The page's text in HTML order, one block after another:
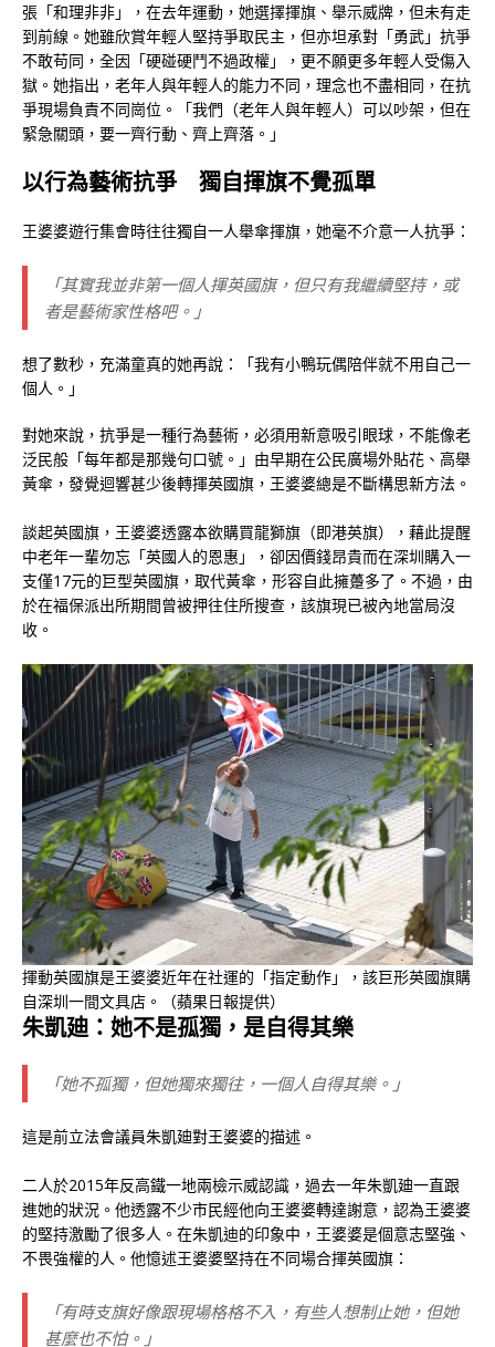
張「和理非非」，在去年運動，她選擇揮旗、舉示威牌，但未有走
到前線。她雖欣賞年輕人堅持爭取民主，但亦坦承對「勇武」抗爭
不敢苟同，全因「硬碰硬鬥不過政權」，更不願更多年輕人受傷入
獄。她指出，老年人與年輕人的能力不同，理念也不盡相同，在抗
爭現場負責不同崗位。「我們（老年人與年輕人）可以吵架，但在
緊急關頭，要一齊行動、齊上齊落。」
以行為藝術抗爭 獨自揮旗不覺孤單
王婆婆遊行集會時往往獨自一人舉傘揮旗，她毫不介意一人抗爭：
「其實我並非第一個人揮英國旗，但只有我繼續堅持，或
者是藝術家性格吧。」
想了數秒，充滿童真的她再說：「我有小鴨玩偶陪伴就不用自己一
個人。」
對她來說，抗爭是一種行為藝術，必須用新意吸引眼球，不能像老
泛民般「每年都是那幾句口號。」由早期在公民廣場外貼花、高舉
黃傘，發覺迴響甚少後轉揮英國旗，王婆婆總是不斷構思新方法。
談起英國旗，王婆婆透露本欲購買龍獅旗（即港英旗），藉此提醒
中老年一輩勿忘「英國人的恩惠」，卻因價錢昂貴而在深圳購入一
支僅17元的巨型英國旗，取代黃傘，形容自此擁躉多了。不過，由
於在福保派出所期間曾被押往住所搜查，該旗現已被內地當局沒
收。
揮動英國旗是王婆婆近年在社運的「指定動作」，該巨形英國旗購
自深圳一間文具店。（蘋果日報提供）
朱凱廸：她不是孤獨，是自得其樂
「她不孤獨，但她獨來獨往，一個人自得其樂。」
這是前立法會議員朱凱廸對王婆婆的描述。
二人於2015年反高鐵一地兩檢示威認識，過去一年朱凱廸一直跟
進她的狀況。他透露不少市民經他向王婆婆轉達謝意，認為王婆婆
的堅持激勵了很多人。在朱凱迪的印象中，王婆婆是個意志堅強、
不畏強權的人。他憶述王婆婆堅持在不同場合揮英國旗：
「有時支旗好像跟現場格格不入，有些人想制止她，但她
甚麼也不怕。」